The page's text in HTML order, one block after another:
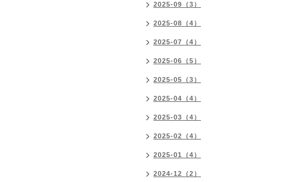
2025-09（3）
2025-08（4）
2025-07（4）
2025-06（5）
2025-05（3）
2025-04（4）
2025-03（4）
2025-02（4）
2025-01（4）
2024-12（2）